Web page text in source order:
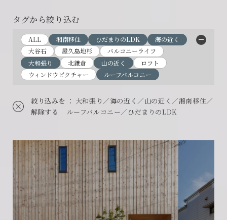
タグから絞り込む
ALL 湘南移住 ひだまりのLDK
海の近く
大谷石
屋久島地杉
バルコニーライフ
大和張り
北鎌倉 山の近く
ロフト
ウィンドウピクチャー
ルーフバルコニー
絞り込みを
解除する
： 大和張り／海の近く／山の近く／湘南移住／
ルーフバルコニー／ひだまりのLDK